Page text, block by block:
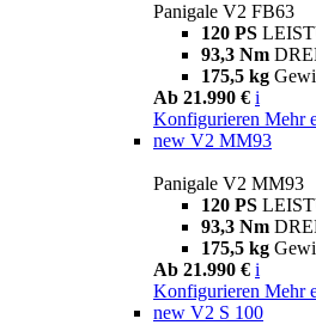
Panigale V2 FB63
120 PS
93,3 Nm
175,5 kg
Ab 21.990 € i
Konfigurieren Mehr
new V2 MM93
Panigale V2 MM93
120 PS
93,3 Nm
175,5 kg
Ab 21.990 € i
Konfigurieren Mehr
new V2 S 100